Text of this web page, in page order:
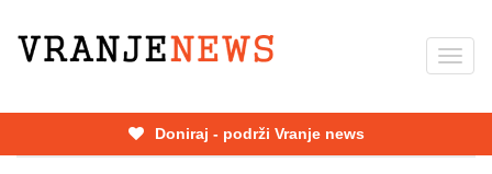
Skip
Doniraj - podrži Vranje news